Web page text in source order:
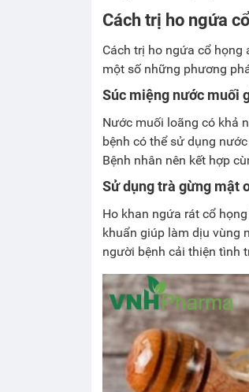
Cách trị ho ngứa
Cách trị ho ngứa cổ
một số những phương
Súc miệng nước muối
Nước muối loãng có khả
bệnh có thể sử dụng
Bệnh nhân nên kết hợp
Sử dụng trà gừng mật
Ho khan ngứa rát cổ
khuẩn giúp làm dịu vùng
người bệnh cải thiện tình